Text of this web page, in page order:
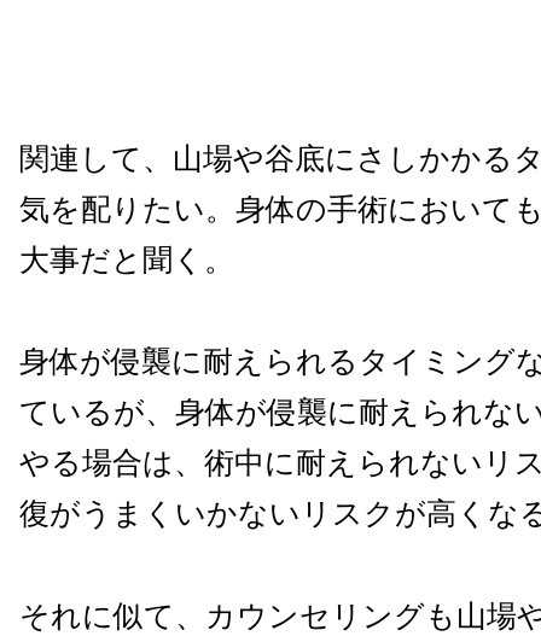
関連して、山場や谷底にさしかかる
気を配りたい。身体の手術において
大事だと聞く。
身体が侵襲に耐えられるタイミング
ているが、身体が侵襲に耐えられな
やる場合は、術中に耐えられないリ
復がうまくいかないリスクが高くな
それに似て、カウンセリングも山場